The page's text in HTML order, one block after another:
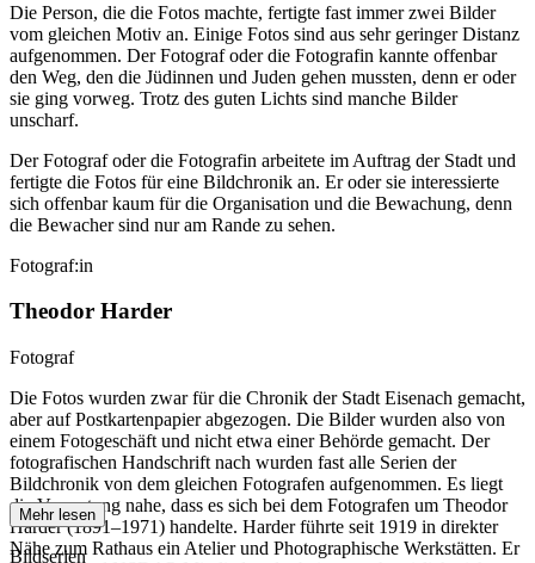
Die Person, die die Fotos machte, fertigte fast immer zwei Bilder
vom gleichen Motiv an. Einige Fotos sind aus sehr geringer Distanz
aufgenommen. Der Fotograf oder die Fotografin kannte offenbar
den Weg, den die Jüdinnen und Juden gehen mussten, denn er oder
sie ging vorweg. Trotz des guten Lichts sind manche Bilder
unscharf.
Der Fotograf oder die Fotografin arbeitete im Auftrag der Stadt und
fertigte die Fotos für eine Bildchronik an. Er oder sie interessierte
sich offenbar kaum für die Organisation und die Bewachung, denn
die Bewacher sind nur am Rande zu sehen.
Fotograf:in
Theodor Harder
Fotograf
Die Fotos wurden zwar für die Chronik der Stadt Eisenach gemacht,
aber auf Postkartenpapier abgezogen. Die Bilder wurden also von
einem Fotogeschäft und nicht etwa einer Behörde gemacht. Der
fotografischen Handschrift nach wurden fast alle Serien der
Bildchronik von dem gleichen Fotografen aufgenommen. Es liegt
die Vermutung nahe, dass es sich bei dem Fotografen um Theodor
Harder (1891–1971) handelte. Harder führte seit 1919 in direkter
Nähe zum Rathaus ein Atelier und Photographische Werkstätten. Er
Mehr lesen
Bildserien